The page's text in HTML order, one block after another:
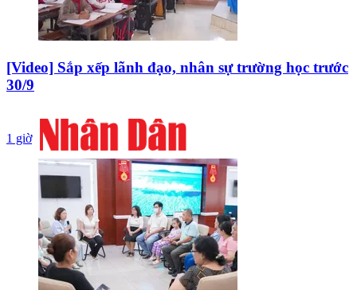
[Video] Sắp xếp lãnh đạo, nhân sự trường học trước
30/9
1 giờ